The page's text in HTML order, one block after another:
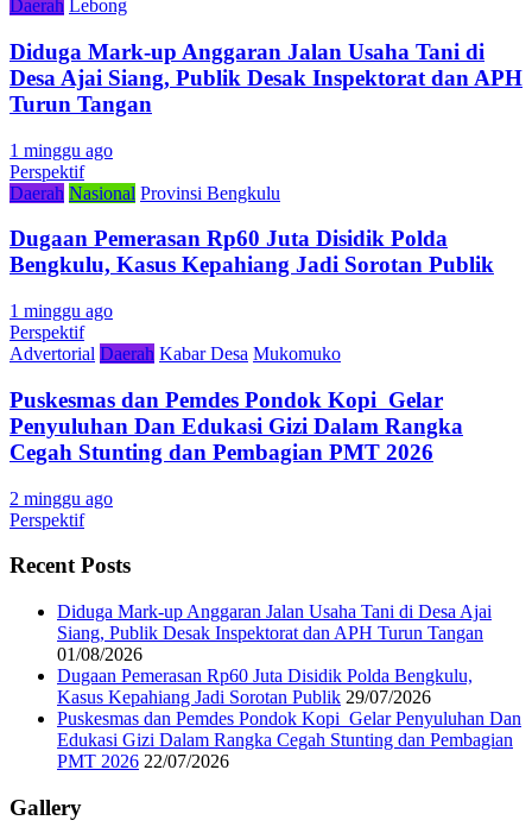
Daerah Lebong
Diduga Mark-up Anggaran Jalan Usaha Tani di
Desa Ajai Siang, Publik Desak Inspektorat dan APH
Turun Tangan
1 minggu ago
Perspektif
Daerah Nasional Provinsi Bengkulu
Dugaan Pemerasan Rp60 Juta Disidik Polda
Bengkulu, Kasus Kepahiang Jadi Sorotan Publik
1 minggu ago
Perspektif
Advertorial Daerah Kabar Desa Mukomuko
Puskesmas dan Pemdes Pondok Kopi Gelar
Penyuluhan Dan Edukasi Gizi Dalam Rangka
Cegah Stunting dan Pembagian PMT 2026
2 minggu ago
Perspektif
Recent Posts
Diduga Mark-up Anggaran Jalan Usaha Tani di Desa Ajai
Siang, Publik Desak Inspektorat dan APH Turun Tangan
01/08/2026
Dugaan Pemerasan Rp60 Juta Disidik Polda Bengkulu,
Kasus Kepahiang Jadi Sorotan Publik 29/07/2026
Puskesmas dan Pemdes Pondok Kopi Gelar Penyuluhan Dan
Edukasi Gizi Dalam Rangka Cegah Stunting dan Pembagian
PMT 2026 22/07/2026
Gallery